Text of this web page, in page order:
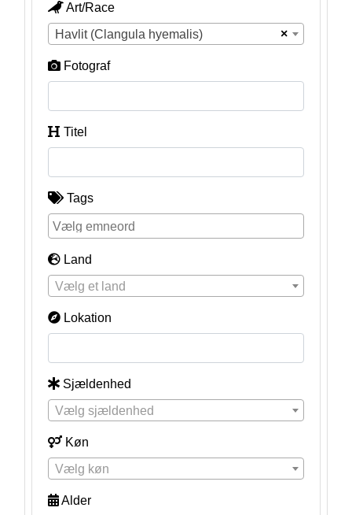
Art/Race
×
Havlit (Clangula hyemalis)
Fotograf
Titel
Tags
Land
Vælg et land
Lokation
Sjældenhed
Vælg sjældenhed
Køn
Vælg køn
Alder